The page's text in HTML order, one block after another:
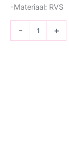
-Materiaal: RVS
- +